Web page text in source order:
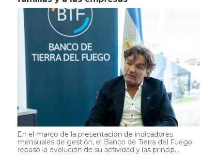
En el marco de la presentación de indicadores
mensuales de gestión, el Banco de Tierra del Fuego
repasó la evolución de su actividad y las princip...